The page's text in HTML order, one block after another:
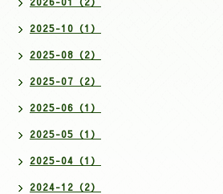
2025-10（1）
2025-08（2）
2025-07（2）
2025-06（1）
2025-05（1）
2025-04（1）
2024-12（2）